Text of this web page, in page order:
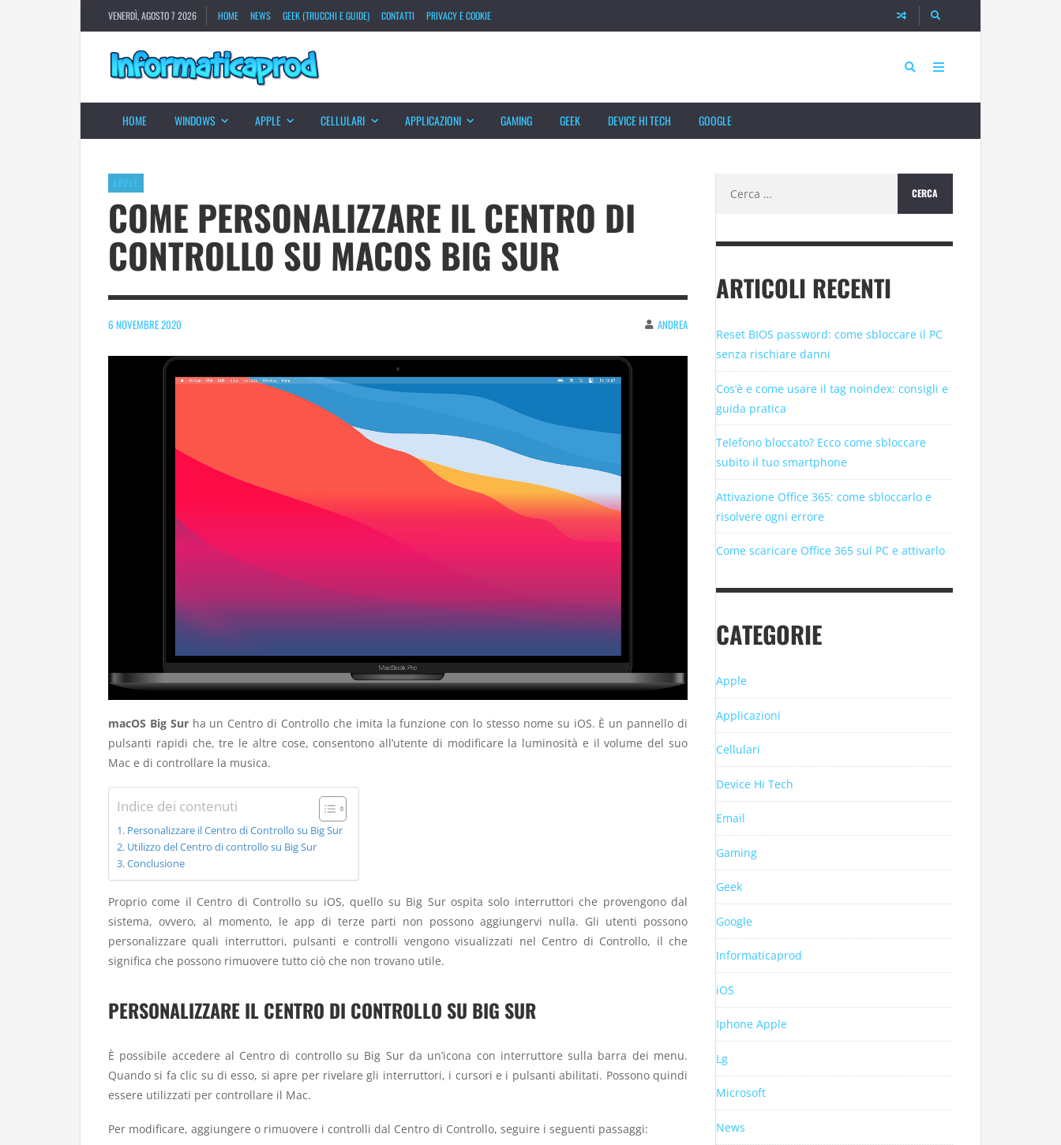
VENERDÌ, AGOSTO 7 2026 HOME NEWS GEEK (TRUCCHI E GUIDE) CONTATTI PRIVACY E COOKIE
HOME WINDOWS APPLE CELLULARI APPLICAZIONI GAMING GEEK DEVICE HI TECH GOOGLE
APPLE
COME PERSONALIZZARE IL CENTRO DI
CONTROLLO SU MACOS BIG SUR
6 NOVEMBRE 2020 ANDREA
macOS Big Surha un Centro di Controllo che imita la funzione con lo stesso nome su iOS. È un pannello di
pulsanti rapidi che, tre le altre cose, consentono all’utente di modificare la luminosità e il volume del suo
Mac e di controllare la musica.
Indice dei contenuti
Personalizzare il Centro di Controllo su Big Sur
Utilizzo del Centro di controllo su Big Sur
Conclusione
Proprio come il Centro di Controllo su iOS, quello su Big Sur ospita solo interruttori che provengono dal
sistema, ovvero, al momento, le app di terze parti non possono aggiungervi nulla. Gli utenti possono
personalizzare quali interruttori, pulsanti e controlli vengono visualizzati nel Centro di Controllo, il che
significa che possono rimuovere tutto ciò che non trovano utile.
PERSONALIZZARE IL CENTRO DI CONTROLLO SU BIG SUR
È possibile accedere al Centro di controllo su Big Sur da un’icona con interruttore sulla barra dei menu.
Quando si fa clic su di esso, si apre per rivelare gli interruttori, i cursori e i pulsanti abilitati. Possono quindi
essere utilizzati per controllare il Mac.
Per modificare, aggiungere o rimuovere i controlli dal Centro di Controllo, seguire i seguenti passaggi:
per:
ARTICOLI RECENTI
Reset BIOS password: come sbloccare il PC
senza rischiare danni
Cos’è e come usare il tag noindex: consigli e
guida pratica
Telefono bloccato? Ecco come sbloccare
subito il tuo smartphone
Attivazione Office 365: come sbloccarlo e
risolvere ogni errore
Come scaricare Office 365 sul PC e attivarlo
CATEGORIE
Apple
Applicazioni
Cellulari
Device Hi Tech
Email
Gaming
Geek
Google
Informaticaprod
iOS
Iphone Apple
Lg
Microsoft
News